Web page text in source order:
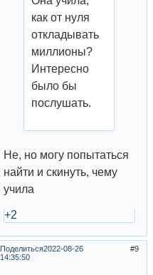
как от нуля
откладывать
миллионы?
Интересно
было бы
послушать.
Не, но могу попытаться
найти и скинуть, чему
учила
+2
Поделиться 9
2022-08-26
14:35:50